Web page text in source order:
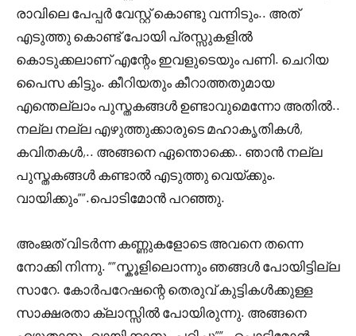
രാവിലെ പേപ്പർ വേസ്റ്റ് കൊണ്ടു വന്നിടും.. അത്
എടുത്തു കൊണ്ട് പോയി പ്രസ്സുകളിൽ
കൊടുക്കലാണ് എന്റേം ഇവളുടെയും പണി. ചെറിയ
പൈസ കിട്ടും. കീറിയതും കീറാത്തതുമായ
എന്തെല്ലാം പുസ്തകങ്ങൾ ഉണ്ടാവുമെന്നോ അതിൽ..
നല്ല നല്ല എഴുത്തുക്കാരുടെ മഹാകൃതികൾ,
കവിതകൾ,.. അങ്ങനെ ഏന്തൊക്കെ.. ഞാൻ നല്ല
പുസ്തകങ്ങൾ കണ്ടാൽ എടുത്തു വെയ്ക്കും.
വായിക്കും””.പൊടിമോൻ പറഞ്ഞു.
അംജത് വിടർന്ന കണ്ണുകളോടെ അവനെ തന്നെ
നോക്കി നിന്നു. “”സ്കൂളിലൊന്നും ഞങ്ങൾ പോയിട്ടില്ല
സാറേ. കോർപറേഷന്റെ തെരുവ് കുട്ടികൾക്കുള്ള
സാക്ഷരതാ ക്ലാസ്സിൽ പോയിരുന്നു. അങ്ങനെ